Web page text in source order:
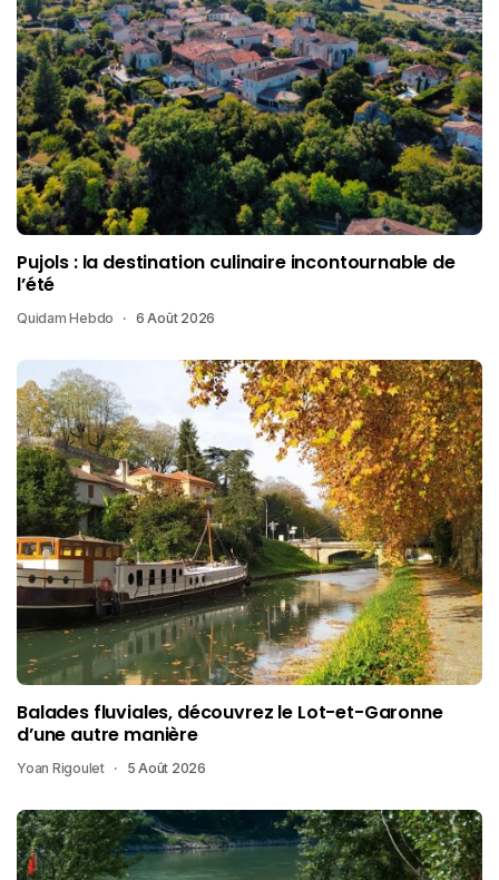
Pujols : la destination culinaire incontournable de
l’été
Quidam Hebdo 6 Août 2026
Balades fluviales, découvrez le Lot-et-Garonne
d’une autre manière
Yoan Rigoulet 5 Août 2026